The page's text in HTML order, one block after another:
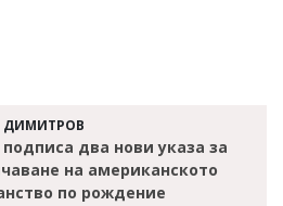
ДИМИТРОВ
два нови указа за
на американското
по рождение